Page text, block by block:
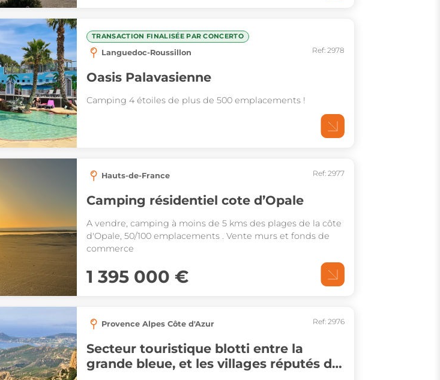
TRANSACTION FINALISÉE PAR CONCERTO
Languedoc-Roussillon Ref: 2978
Oasis Palavasienne
Camping 4 étoiles de plus de 500 emplacements !
Hauts-de-France Ref: 2977
Camping résidentiel cote d’Opale
A vendre, camping à moins de 5 kms des plages de la côte
d'Opale, 50/100 emplacements . Vente murs et fonds de
commerce
1 395 000 €
Provence Alpes Côte d'Azur Ref: 2976
Secteur touristique blotti entre la
grande bleue, et les villages réputés de